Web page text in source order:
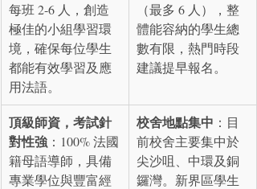
每班 2-6 人，創造
極佳的小組學習環
境，確保每位學生
都能有效學習及應
用法語。
（最多 6 人），整
體能容納的學生總
數有限，熱門時段
建議提早報名。
頂級師資，考試針
對性強 ：100% 法國
籍母語導師，具備
專業學位與豐富經
校舍地點集中 ：目
前校舍主要集中於
尖沙咀、中環及銅
鑼灣。新界區學生